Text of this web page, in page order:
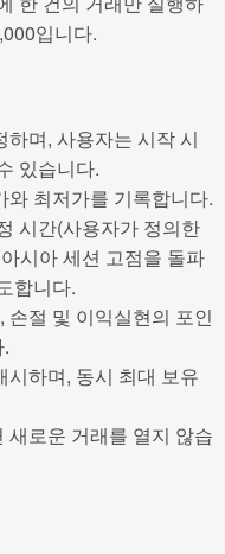
입니다.
며, 사용자는 시작 시
있습니다.
와 최저가를 기록합니다.
시간(사용자가 정의한
시아 세션 고점을 돌파
합니다.
절 및 이익실현의 포인
하며, 동시 최대 보유
새로운 거래를 열지 않습